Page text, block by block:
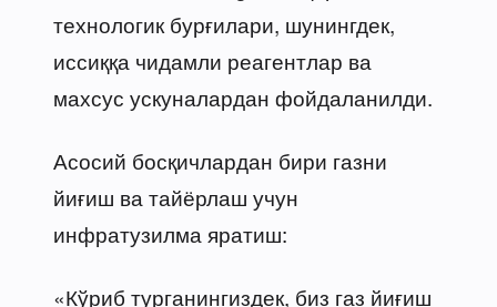
технологик бурғилари, шунингдек,
иссиққа чидамли реагентлар ва
махсус ускуналардан фойдаланилди.
Асосий босқичлардан бири газни
йиғиш ва тайёрлаш учун
инфратузилма яратиш:
«Кўриб турганингиздек, биз газ йиғиш